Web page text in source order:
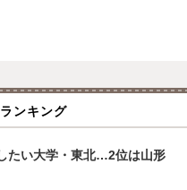
ンキング
たい大学・東北…2位は山形